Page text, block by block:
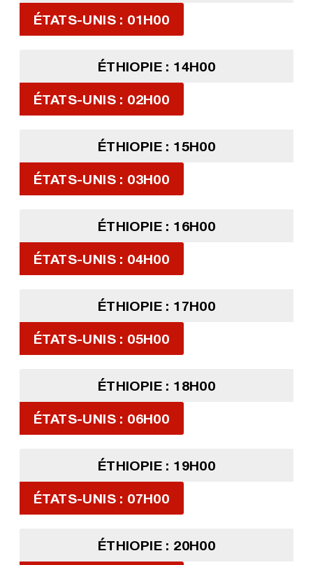
ÉTATS-UNIS : 01H00
ÉTHIOPIE : 14H00
ÉTATS-UNIS : 02H00
ÉTHIOPIE : 15H00
ÉTATS-UNIS : 03H00
ÉTHIOPIE : 16H00
ÉTATS-UNIS : 04H00
ÉTHIOPIE : 17H00
ÉTATS-UNIS : 05H00
ÉTHIOPIE : 18H00
ÉTATS-UNIS : 06H00
ÉTHIOPIE : 19H00
ÉTATS-UNIS : 07H00
ÉTHIOPIE : 20H00